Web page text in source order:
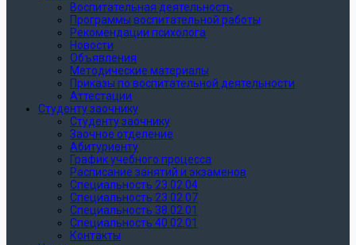
Воспитательная деятельность
Программы воспитательной работы
Рекомендации психолога
Новости
Объявления
Методические материалы
Приказы по воспитательной деятельности
Аттестации
Студенту заочнику
Студенту заочнику
Заочное отделение
Абитуриенту
График учебного процесса
Расписание занятий и экзаменов
Специальность 23.02.04
Специальность 23.02.07
Специальность 38.02.01
Специальность 40.02.01
Контакты